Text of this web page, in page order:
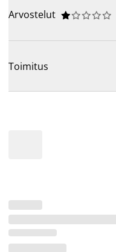
Arvostelut 





Toimitus